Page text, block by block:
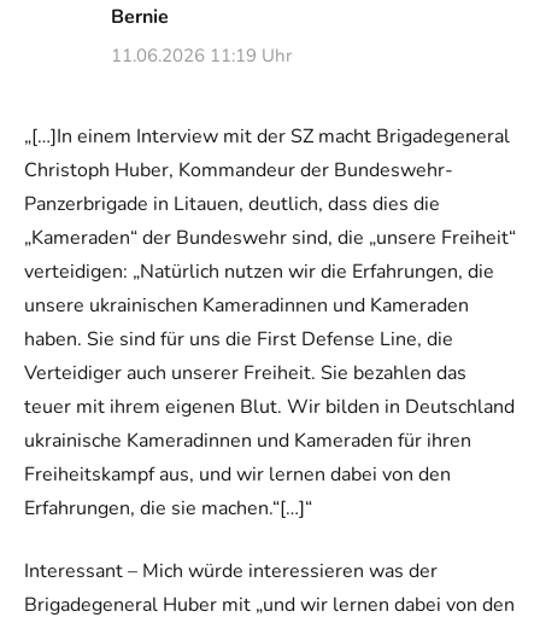
Bernie
11.06.2026 11:19 Uhr
„[…]In einem Interview mit der SZ macht Brigadegeneral
Christoph Huber, Kommandeur der Bundeswehr-
Panzerbrigade in Litauen, deutlich, dass dies die
„Kameraden“ der Bundeswehr sind, die „unsere Freiheit“
verteidigen: „Natürlich nutzen wir die Erfahrungen, die
unsere ukrainischen Kameradinnen und Kameraden
haben. Sie sind für uns die First Defense Line, die
Verteidiger auch unserer Freiheit. Sie bezahlen das
teuer mit ihrem eigenen Blut. Wir bilden in Deutschland
ukrainische Kameradinnen und Kameraden für ihren
Freiheitskampf aus, und wir lernen dabei von den
Erfahrungen, die sie machen.“[…]“
Interessant – Mich würde interessieren was der
Brigadegeneral Huber mit „und wir lernen dabei von den